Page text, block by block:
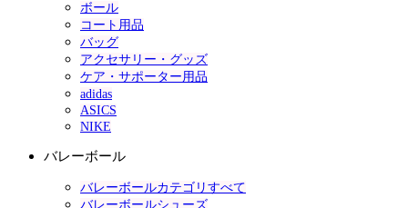
ボール
コート用品
バッグ
アクセサリー・グッズ
ケア・サポーター用品
adidas
ASICS
NIKE
バレーボール
バレーボールカテゴリすべて
バレーボールシューズ